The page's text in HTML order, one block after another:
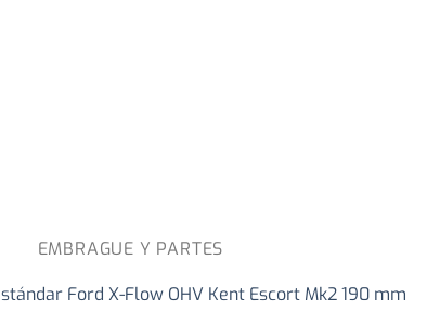
EMBRAGUE Y PARTES
Ford X-Flow OHV Kent Escort Mk2 190 mm